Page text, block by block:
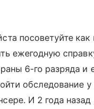
посоветуйте
ежегодную
6-го разряда и
обследование у
И 2 года